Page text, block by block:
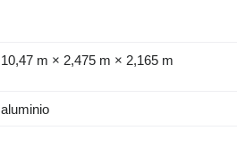
10,47 m × 2,475 m × 2,165 m
aluminio